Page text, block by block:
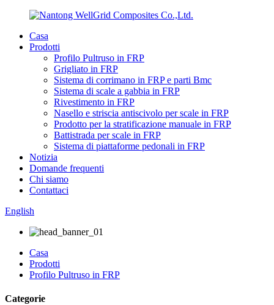
Casa
Prodotti
Profilo Pultruso in FRP
Grigliato in FRP
Sistema di corrimano in FRP e parti Bmc
Sistema di scale a gabbia in FRP
Rivestimento in FRP
Nasello e striscia antiscivolo per scale in FRP
Prodotto per la stratificazione manuale in FRP
Battistrada per scale in FRP
Sistema di piattaforme pedonali in FRP
Notizia
Domande frequenti
Chi siamo
Contattaci
English
Casa
Prodotti
Profilo Pultruso in FRP
Categorie